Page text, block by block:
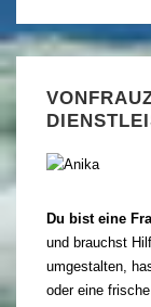
Du bist eine
und brauchst
umgestalten,
oder eine